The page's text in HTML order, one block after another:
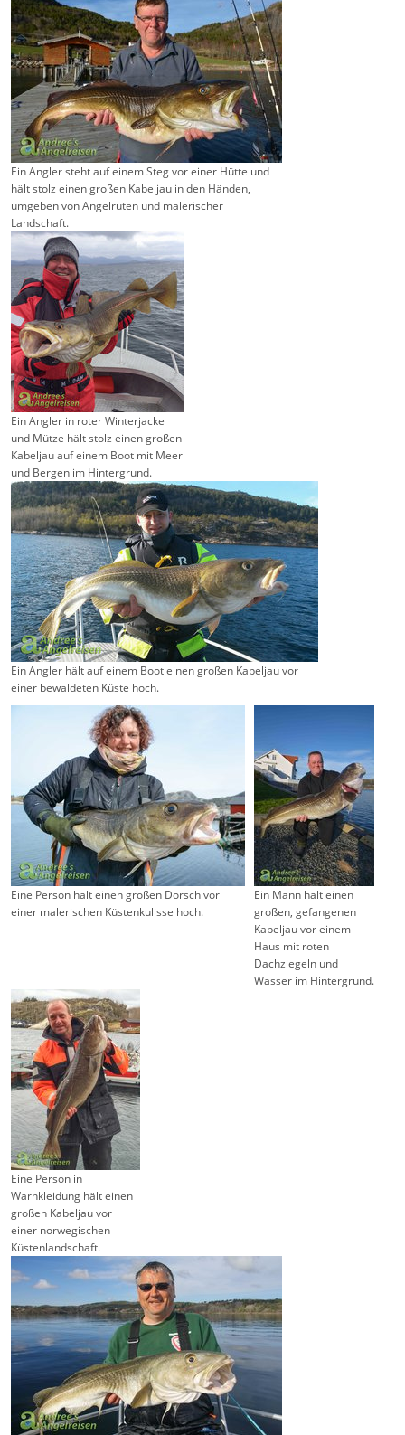
Ein Angler steht auf einem Steg vor einer Hütte und
hält stolz einen großen Kabeljau in den Händen,
umgeben von Angelruten und malerischer
Landschaft.
Ein Angler in roter Winterjacke
und Mütze hält stolz einen großen
Kabeljau auf einem Boot mit Meer
und Bergen im Hintergrund.
Ein Angler hält auf einem Boot einen großen Kabeljau vor
einer bewaldeten Küste hoch.
Eine Person hält einen großen Dorsch vor
einer malerischen Küstenkulisse hoch.
Ein Mann hält einen
großen, gefangenen
Kabeljau vor einem
Haus mit roten
Dachziegeln und
Wasser im Hintergrund.
Eine Person in
Warnkleidung hält einen
großen Kabeljau vor
einer norwegischen
Küstenlandschaft.